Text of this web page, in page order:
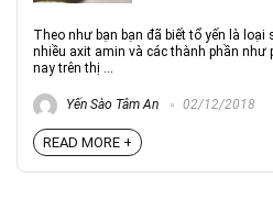
Theo như bạn bạn đã biết tổ yến là
nhiều axit amin và các thành phần như
nay trên thị ...
Yến Sào Tâm An 02/12/2018
READ MORE +